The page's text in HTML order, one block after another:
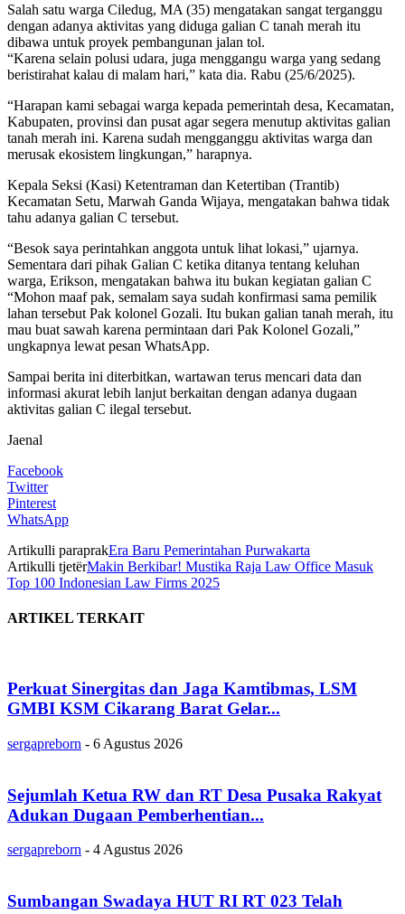
Salah satu warga Ciledug, MA (35) mengatakan sangat terganggu
dengan adanya aktivitas yang diduga galian C tanah merah itu
dibawa untuk proyek pembangunan jalan tol.
“Karena selain polusi udara, juga menggangu warga yang sedang
beristirahat kalau di malam hari,” kata dia. Rabu (25/6/2025).
“Harapan kami sebagai warga kepada pemerintah desa, Kecamatan,
Kabupaten, provinsi dan pusat agar segera menutup aktivitas galian
tanah merah ini. Karena sudah mengganggu aktivitas warga dan
merusak ekosistem lingkungan,” harapnya.
Kepala Seksi (Kasi) Ketentraman dan Ketertiban (Trantib)
Kecamatan Setu, Marwah Ganda Wijaya, mengatakan bahwa tidak
tahu adanya galian C tersebut.
“Besok saya perintahkan anggota untuk lihat lokasi,” ujarnya.
Sementara dari pihak Galian C ketika ditanya tentang keluhan
warga, Erikson, mengatakan bahwa itu bukan kegiatan galian C
“Mohon maaf pak, semalam saya sudah konfirmasi sama pemilik
lahan tersebut Pak kolonel Gozali. Itu bukan galian tanah merah, itu
mau buat sawah karena permintaan dari Pak Kolonel Gozali,”
ungkapnya lewat pesan WhatsApp.
Sampai berita ini diterbitkan, wartawan terus mencari data dan
informasi akurat lebih lanjut berkaitan dengan adanya dugaan
aktivitas galian C ilegal tersebut.
Jaenal
Facebook
Twitter
Pinterest
WhatsApp
Artikulli paraprakEra Baru Pemerintahan Purwakarta
Artikulli tjetërMakin Berkibar! Mustika Raja Law Office Masuk
Top 100 Indonesian Law Firms 2025
ARTIKEL TERKAIT
Perkuat Sinergitas dan Jaga Kamtibmas, LSM
GMBI KSM Cikarang Barat Gelar...
sergapreborn - 6 Agustus 2026
Sejumlah Ketua RW dan RT Desa Pusaka Rakyat
Adukan Dugaan Pemberhentian...
sergapreborn - 4 Agustus 2026
Sumbangan Swadaya HUT RI RT 023 Telah